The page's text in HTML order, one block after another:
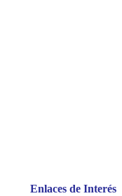
Enlaces de Interés